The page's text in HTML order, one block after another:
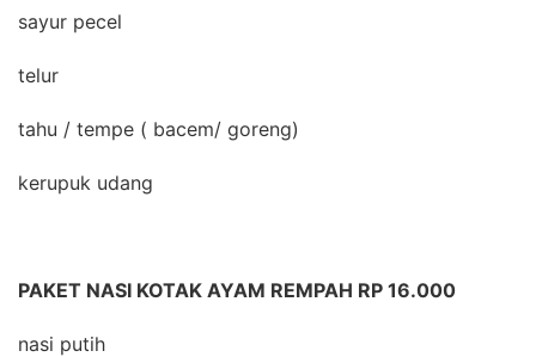
sayur pecel
telur
tahu / tempe ( bacem/ goreng)
kerupuk udang
PAKET NASI KOTAK AYAM REMPAH RP 16.000
nasi putih